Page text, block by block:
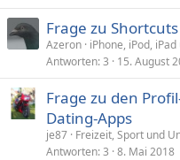
Frage zu
Azeron iPhone, iPod, iPad
Antworten 3 15. August
Frage zu den
Dating-Apps
je87 Freizeit, Sport und
Antworten 3 8. Mai 2018